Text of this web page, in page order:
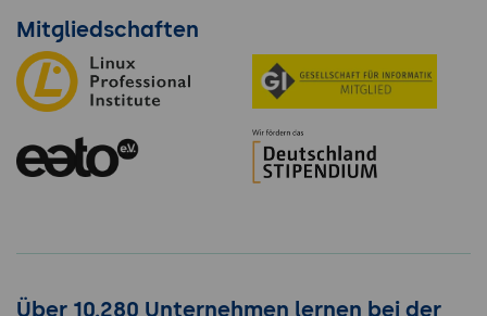
Mitgliedschaften
Über 10.280 Unternehmen lernen bei der